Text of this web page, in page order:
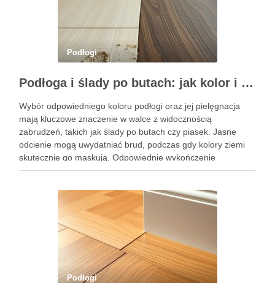
Podłogi
Podłoga i ślady po butach: jak kolor i pielęgnacja pomagają ukryć piasek i zabrudzenia
Wybór odpowiedniego koloru podłogi oraz jej pielęgnacja
mają kluczowe znaczenie w walce z widocznością
zabrudzeń, takich jak ślady po butach czy piasek. Jasne
odcienie mogą uwydatniać brud, podczas gdy kolory ziemi
skutecznie go maskują. Odpowiednie wykończenie
powierzchni również może znacząco wpłynąć na to, jak łatwo
Podłogi